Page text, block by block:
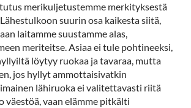
merikuljetustemme merkityksestä
suurin osa kaikesta siitä,
laitamme suustamme alas,
meriteitse. Asiaa ei tule pohtineeksi,
löytyy ruokaa ja tavaraa, mutta
jos hyllyt ammottaisivatkin
lähiruoka ei valitettavasti riitä
väestöä, vaan elämme pitkälti